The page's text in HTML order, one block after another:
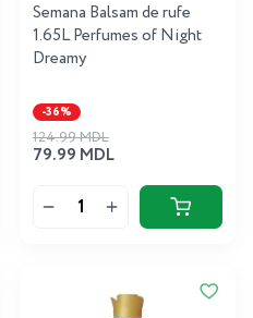
Semana Balsam de rufe
1.65L Perfumes of Night
Dreamy
-36%
79.99 MDL
124.99 MDL